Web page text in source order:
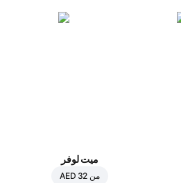
ميت لوفر
من AED 32